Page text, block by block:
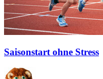
Saisonstart ohne Stress